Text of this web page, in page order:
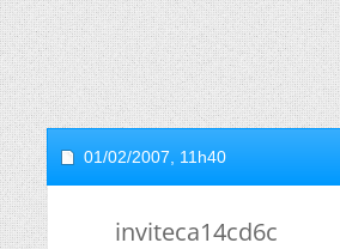
01/02/2007, 11h40
inviteca14cd6c